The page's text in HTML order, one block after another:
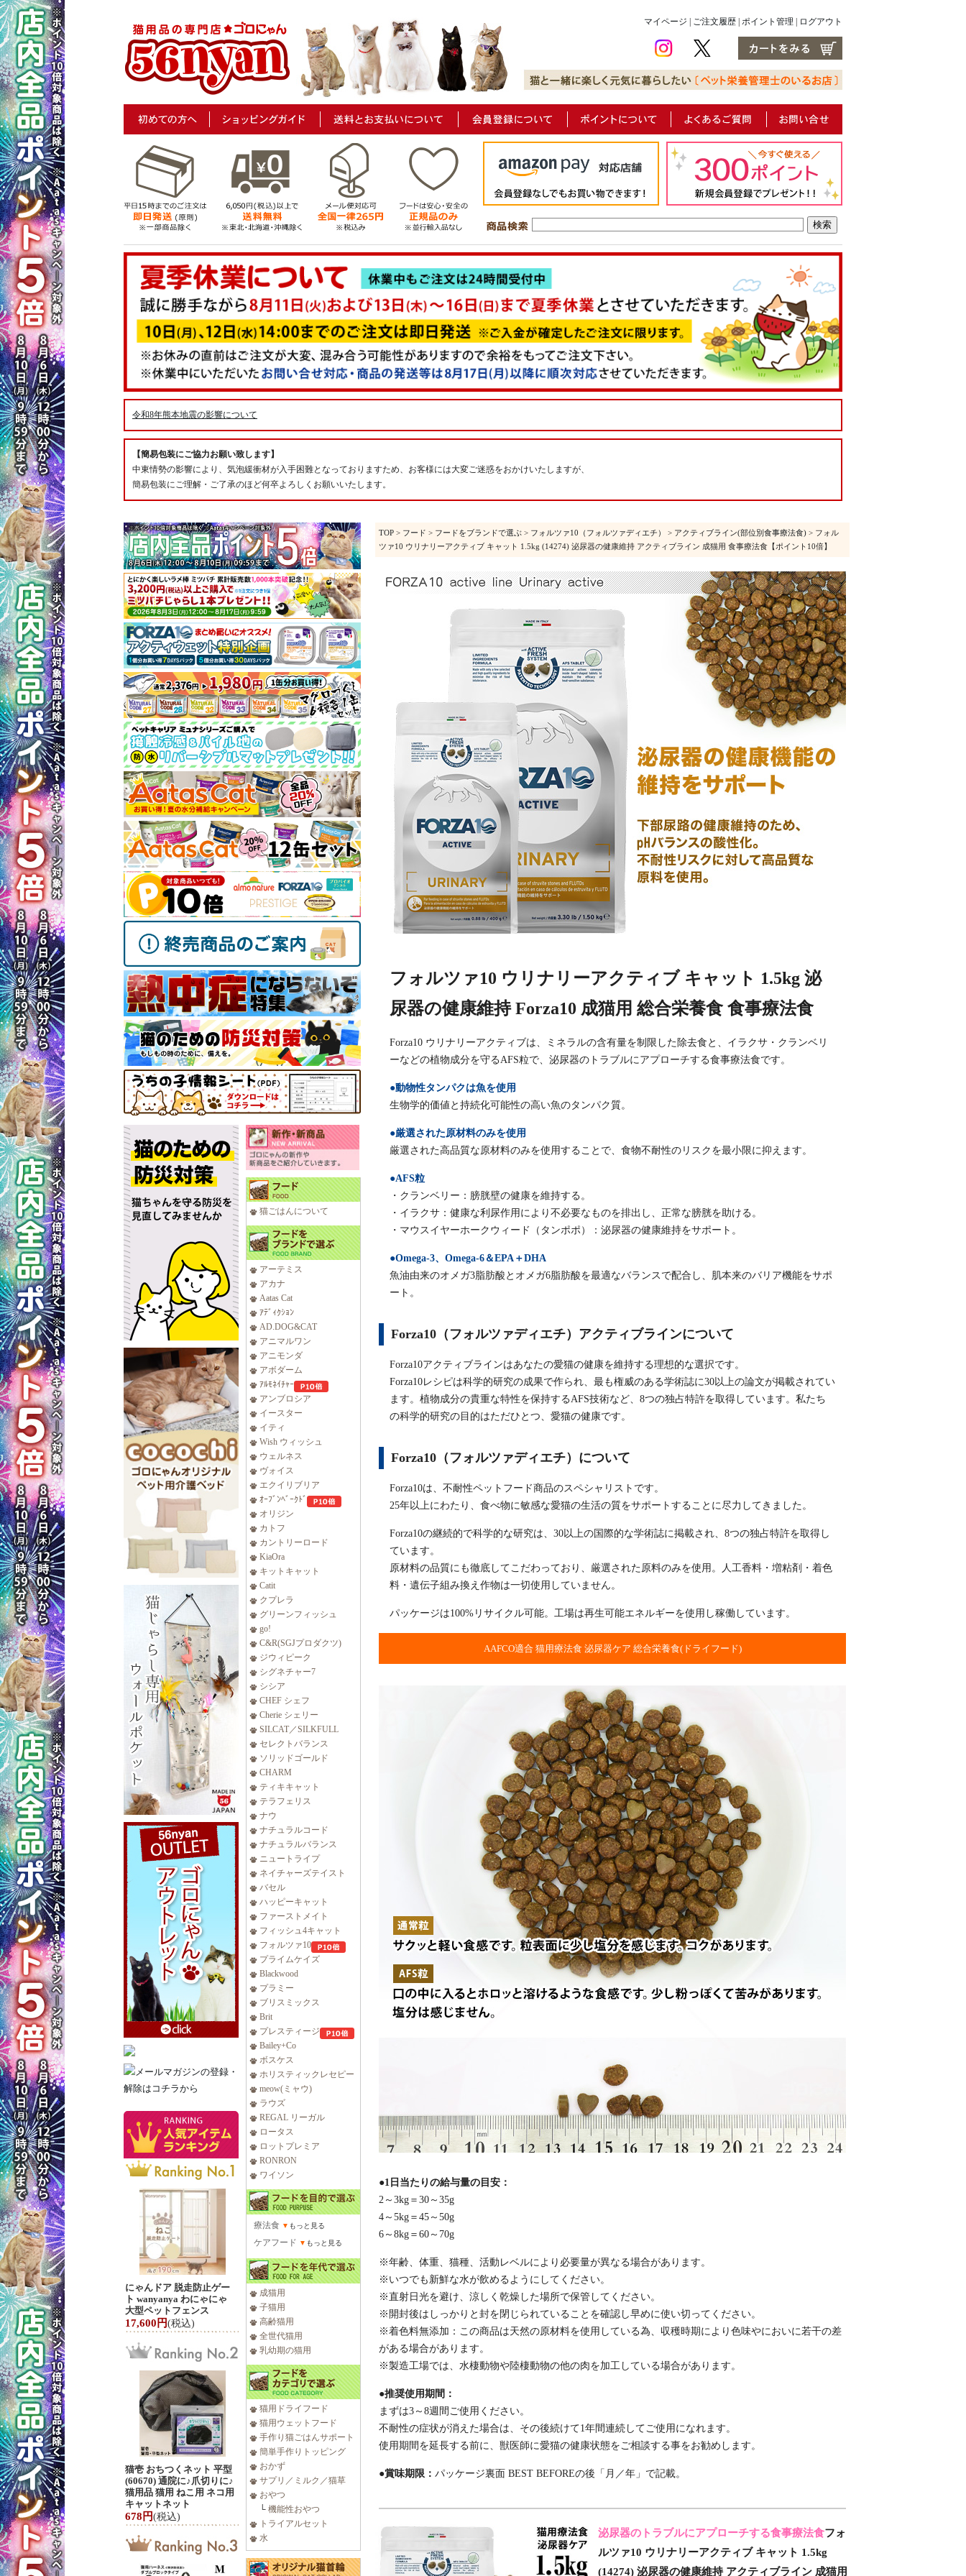
マイページ ご注文履歴 ポイント管理 ログアウト
令和8年熊本地震の影響について
【簡易包装にご協力お願い致します】
中東情勢の影響により、気泡緩衝材が入手困難となっておりますため、お客様には大変ご迷惑をおかけいたしますが、
簡易包装にご理解・ご了承のほど何卒よろしくお願いいたします。
にゃんドア 脱走防止ゲー
ト wanyanya わにゃにゃ
大型ペットフェンス
17,600円(税込)
猫壱 おちつくネット 平型
(60670) 通院に♪爪切りに♪
猫用品 猫用 ねこ用 ネコ用
キャットネット
678円(税込)
猫ごはんについて
アーテミス
アカナ
Aatas Cat
ｱﾃﾞｨｸｼｮﾝ
AD.DOG&CAT
アニマルワン
アニモンダ
アボダーム
ｱﾙﾓﾈｲﾁｬｰ
アンブロシア
イースター
イティ
Wish ウィッシュ
ウェルネス
ヴォイス
エクイリブリア
ｵｰﾌﾞﾝﾍﾞｰｸﾄﾞ
オリジン
カトフ
カントリーロード
KiaOra
キットキャット
Catit
クプレラ
グリーンフィッシュ
go!
C&R(SGJプロダクツ)
ジウィピーク
シグネチャー7
シシア
CHEF シェフ
Cherie シェリー
SILCAT／SILKFULL
セレクトバランス
ソリッドゴールド
CHARM
ティキキャット
テラフェリス
ナウ
ナチュラルコード
ナチュラルバランス
ニュートライプ
ネイチャーズテイスト
バセル
ハッピーキャット
ファーストメイト
フィッシュ4キャット
フォルツァ10
プライムケイズ
Blackwood
プラミー
ブリスミックス
Brit
プレスティージ
Bailey+Co
ボスケス
ホリスティックレセピー
meow(ミャウ)
ラウズ
REGAL リーガル
ロータス
ロットプレミア
RONRON
ワイソン
療法食 ▼ もっと見る
ケアフード ▼ もっと見る
成猫用
子猫用
高齢猫用
全世代猫用
乳幼期の猫用
猫用ドライフード
猫用ウェットフード
手作り猫ごはんサポート
簡単手作りトッピング
おかず
サプリ／ミルク／猫草
おやつ
└ 機能性おやつ
トライアルセット
水
TOP > フード > フードをブランドで選ぶ > フォルツァ10（フォルツァディエチ） > アクティブライン(部位別食事療法食) > フォル
ツァ10 ウリナリーアクティブ キャット 1.5kg (14274) 泌尿器の健康維持 アクティブライン 成猫用 食事療法食【ポイント10倍】
フォルツァ10 ウリナリーアクティブ キャット 1.5kg 泌
尿器の健康維持 Forza10 成猫用 総合栄養食 食事療法食
Forza10 ウリナリーアクティブは、ミネラルの含有量を制限した除去食と、イラクサ・クランベリ
ーなどの植物成分を守るAFS粒で、泌尿器のトラブルにアプローチする食事療法食です。
●動物性タンパクは魚を使用
生物学的価値と持続化可能性の高い魚のタンパク質。
●厳選された原材料のみを使用
厳選された高品質な原材料のみを使用することで、食物不耐性のリスクを最小限に抑えます。
●AFS粒
・クランベリー：膀胱壁の健康を維持する。
・イラクサ：健康な利尿作用により不必要なものを排出し、正常な膀胱を助ける。
・マウスイヤーホークウィード（タンポポ）：泌尿器の健康維持をサポート。
●Omega-3、Omega-6＆EPA＋DHA
魚油由来のオメガ3脂肪酸とオメガ6脂肪酸を最適なバランスで配合し、肌本来のバリア機能をサポ
ート。
Forza10（フォルツァディエチ）アクティブラインについて
Forza10アクティブラインはあなたの愛猫の健康を維持する理想的な選択です。
Forza10レシピは科学的研究の成果で作られ、最も権威のある学術誌に30以上の論文が掲載されてい
ます。植物成分の貴重な特性を保持するAFS技術など、8つの独占特許を取得しています。私たち
の科学的研究の目的はただひとつ、愛猫の健康です。
Forza10（フォルツァディエチ）について
Forza10は、不耐性ペットフード商品のスペシャリストです。
25年以上にわたり、食べ物に敏感な愛猫の生活の質をサポートすることに尽力してきました。
Forza10の継続的で科学的な研究は、30以上の国際的な学術誌に掲載され、8つの独占特許を取得し
ています。
原材料の品質にも徹底してこだわっており、厳選された原料のみを使用。人工香料・増粘剤・着色
料・遺伝子組み換え作物は一切使用していません。
パッケージは100%リサイクル可能。工場は再生可能エネルギーを使用し稼働しています。
AAFCO適合 猫用療法食 泌尿器ケア 総合栄養食(ドライフード)
●1日当たりの給与量の目安：
2～3kg＝30～35g
4～5kg＝45～50g
6～8kg＝60～70g
※年齢、体重、猫種、活動レベルにより必要量が異なる場合があります。
※いつでも新鮮な水が飲めるようにしてください。
※直射日光を避け、涼しく乾燥した場所で保管してください。
※開封後はしっかりと封を閉じられていることを確認し早めに使い切ってください。
※着色料無添加：この商品は天然の原材料を使用している為、収穫時期により色味やにおいに若干の差
がある場合があります。
※製造工場では、水棲動物や陸棲動物の他の肉を加工している場合があります。
●推奨使用期間：
まずは3～8週間ご使用ください。
不耐性の症状が消えた場合は、その後続けて1年間連続してご使用になれます。
使用期間を延長する前に、獣医師に愛猫の健康状態をご相談する事をお勧めします。
●賞味期限： パッケージ裏面 BEST BEFOREの後「月／年」で記載。
泌尿器のトラブルにアプローチする食事療法食フォ
ルツァ10 ウリナリーアクティブ キャット 1.5kg
(14274) 泌尿器の健康維持 アクティブライン 成猫用